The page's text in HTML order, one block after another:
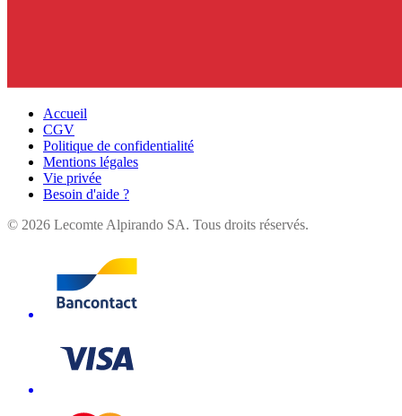
Accueil
CGV
Politique de confidentialité
Mentions légales
Vie privée
Besoin d'aide ?
© 2026 Lecomte Alpirando SA. Tous droits réservés.